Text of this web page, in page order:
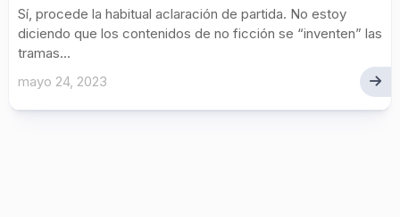
Sí, procede la habitual aclaración de partida. No estoy
diciendo que los contenidos de no ficción se “inventen” las
tramas...
mayo 24, 2023